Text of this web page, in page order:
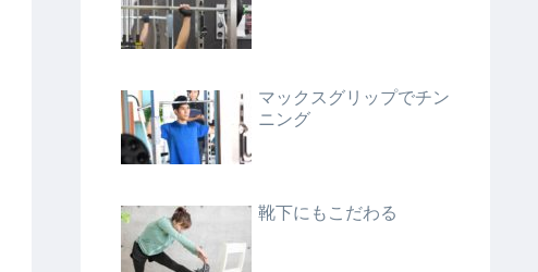
マックスグリップでチン
ニング
靴下にもこだわる